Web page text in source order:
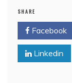
k
SHARE
Facebook
Linkedin